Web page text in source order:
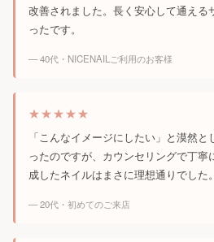
改善されました。長く安心して通える
ったです。
— 40代・NICENAILご利用のお客様
★★★★★
「こんなイメージにしたい」と漠然
ったのですが、カウンセリングで丁
成したネイルはまさに理想通りでした。
— 20代・初めてのご来店